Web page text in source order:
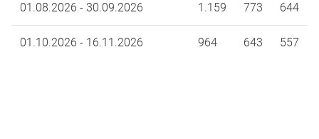
01.08.2026 - 30.09.2026 1.159 773 644
01.10.2026 - 16.11.2026 964 643 557